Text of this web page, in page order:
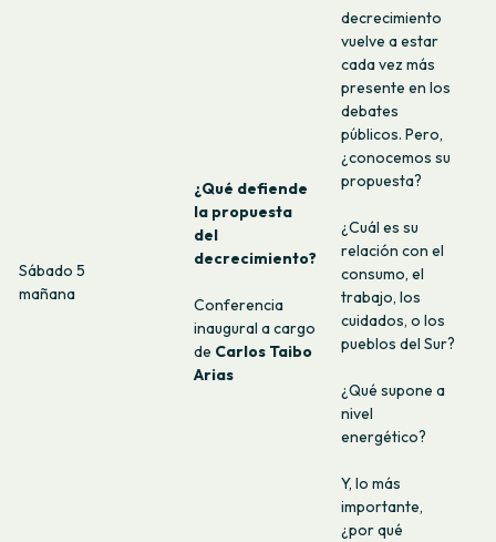
Sábado 5
mañana
¿Qué defiende
la propuesta
del
decrecimiento?
Conferencia
inaugural a cargo
de Carlos Taibo
Arias
decrecimiento
vuelve a estar
cada vez más
presente en los
debates
públicos. Pero,
¿conocemos su
propuesta?
¿Cuál es su
relación con el
consumo, el
trabajo, los
cuidados, o los
pueblos del Sur?
¿Qué supone a
nivel
energético?
Y, lo más
importante,
¿por qué